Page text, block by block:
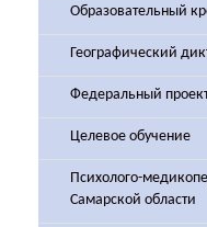
Образовательный
Географический
Федеральный
Целевое обучение
Психолого-
Самарской области